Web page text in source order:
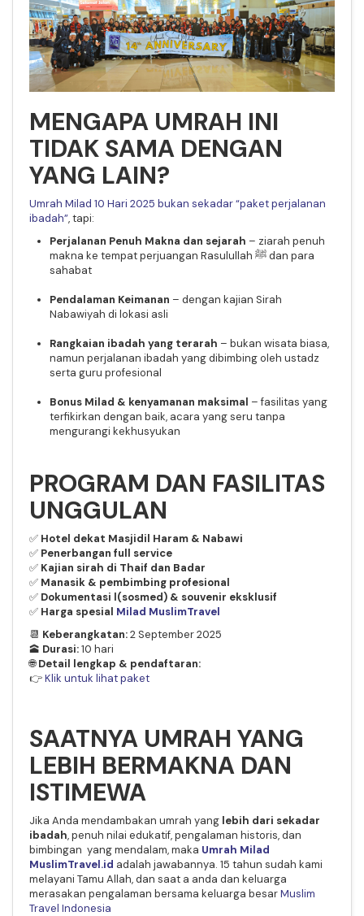
MENGAPA UMRAH INI
TIDAK SAMA DENGAN
YANG LAIN?
Umrah Milad 10 Hari 2025 bukan sekadar “paket perjalanan
ibadah”, tapi:
Perjalanan Penuh Makna dan sejarah – ziarah penuh
makna ke tempat perjuangan Rasulullah ﷺ dan para
sahabat
Pendalaman Keimanan – dengan kajian Sirah
Nabawiyah di lokasi asli
Rangkaian ibadah yang terarah – bukan wisata biasa,
namun perjalanan ibadah yang dibimbing oleh ustadz
serta guru profesional
Bonus Milad & kenyamanan maksimal – fasilitas yang
terfikirkan dengan baik, acara yang seru tanpa
mengurangi kekhusyukan
PROGRAM DAN FASILITAS
UNGGULAN
✅ Hotel dekat Masjidil Haram & Nabawi
✅ Penerbangan full service
✅ Kajian sirah di Thaif dan Badar
✅ Manasik & pembimbing profesional
✅ Dokumentasi l(sosmed) & souvenir eksklusif
✅ Harga spesial Milad MuslimTravel
📆 Keberangkatan:2 September 2025
🕋 Durasi:10 hari
🌐Detail lengkap & pendaftaran:
👉Klik untuk lihat paket
SAATNYA UMRAH YANG
LEBIH BERMAKNA DAN
ISTIMEWA
Jika Anda mendambakan umrah yang lebih dari sekadar
ibadah, penuh nilai edukatif, pengalaman historis, dan
bimbingan yang mendalam, maka Umrah Milad
MuslimTravel.id adalah jawabannya. 15 tahun sudah kami
melayani Tamu Allah, dan saat a anda dan keluarga
merasakan pengalaman bersama keluarga besarMuslim
Travel Indonesia